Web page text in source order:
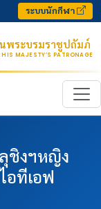
ระบบนักกีฬา
พระบรมราชูปถัมภ์
HIS MAJESTY’S PATRONAGE
ชิงฯหญิง
ทีเอฟ